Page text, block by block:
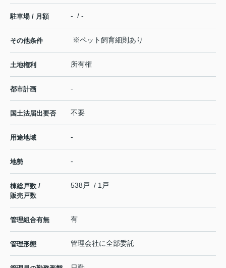
駐車場 / 月額 - / -
その他条件 ※ペット飼育細則あり
土地権利 所有権
都市計画 -
国土法届出要否 不要
用途地域 -
地勢 -
棟総戸数 /
販売戸数
538戸 / 1戸
管理組合有無 有
管理形態 管理会社に全部委託